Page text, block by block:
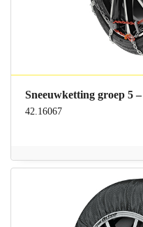
Sneeuwketting groep 5
42.16067